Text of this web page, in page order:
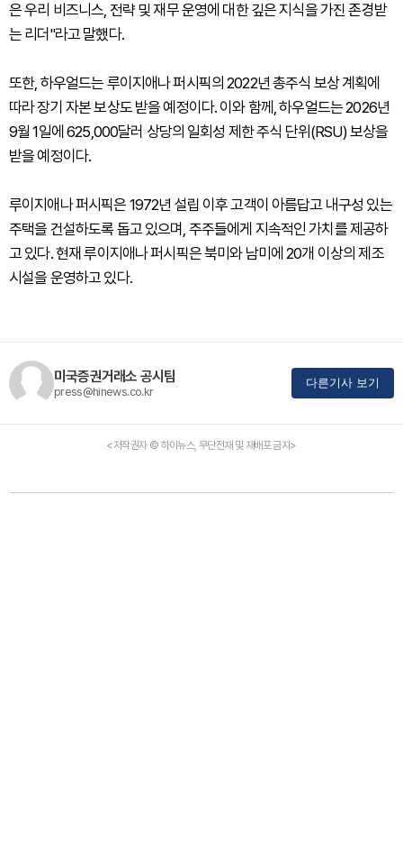
은 우리 비즈니스, 전략 및 재무 운영에 대한 깊은 지식을 가진 존경받
는 리더"라고 말했다.
또한, 하우얼드는 루이지애나 퍼시픽의 2022년 총주식 보상 계획에
따라 장기 자본 보상도 받을 예정이다. 이와 함께, 하우얼드는 2026년
9월 1일에 625,000달러 상당의 일회성 제한 주식 단위(RSU) 보상을
받을 예정이다.
루이지애나 퍼시픽은 1972년 설립 이후 고객이 아름답고 내구성 있는
주택을 건설하도록 돕고 있으며, 주주들에게 지속적인 가치를 제공하
고 있다. 현재 루이지애나 퍼시픽은 북미와 남미에 20개 이상의 제조
시설을 운영하고 있다.
미국증권거래소 공시팀
press@hinews.co.kr
다른기사 보기
<저작권자 © 하이뉴스, 무단전재 및 재배포 금지>